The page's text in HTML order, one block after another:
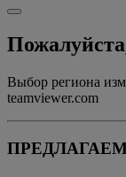
Выбор региона
teamviewer.com